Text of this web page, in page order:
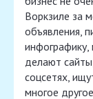
Воркзиле за
объявления,
делают
соцсетях,
многое